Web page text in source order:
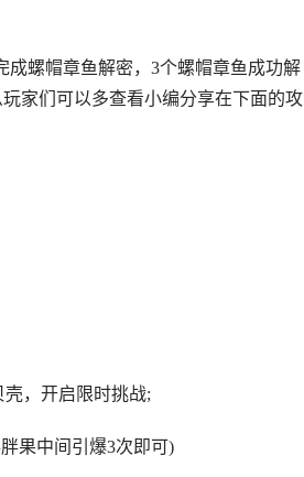
成螺帽章鱼解密，3个螺帽章鱼成功解
家们可以多查看小编分享在下面的攻
，开启限时挑战;
果中间引爆3次即可)